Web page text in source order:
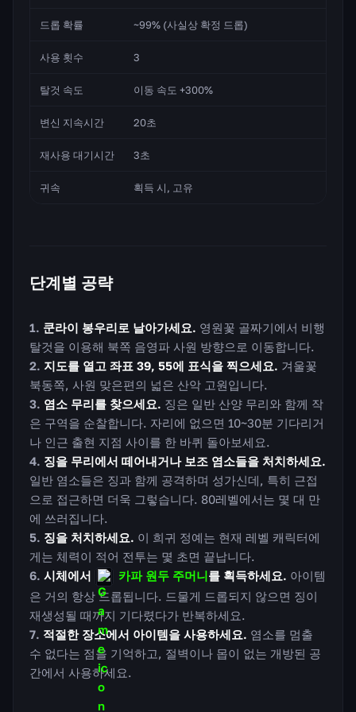
드롭 확률 ~99% (사실상 확정 드롭)
사용 횟수 3
탈것 속도 이동 속도 +300%
변신 지속시간 20초
재사용 대기시간 3초
귀속 획득 시, 고유
단계별 공략
쿤라이 봉우리로 날아가세요. 영원꽃 골짜기에서 비행
탈것을 이용해 북쪽 음영파 사원 방향으로 이동합니다.
지도를 열고 좌표 39, 55에 표식을 찍으세요. 겨울꽃
북동쪽, 사원 맞은편의 넓은 산악 고원입니다.
염소 무리를 찾으세요. 징은 일반 산양 무리와 함께 작
은 구역을 순찰합니다. 자리에 없으면 10~30분 기다리거
나 인근 출현 지점 사이를 한 바퀴 돌아보세요.
징을 무리에서 떼어내거나 보조 염소들을 처치하세요.
일반 염소들은 징과 함께 공격하며 성가신데, 특히 근접
으로 접근하면 더욱 그렇습니다. 80레벨에서는 몇 대 만
에 쓰러집니다.
징을 처치하세요. 이 희귀 정예는 현재 레벨 캐릭터에
게는 체력이 적어 전투는 몇 초면 끝납니다.
시체에서
카파 원두 주머니를 획득하세요. 아이템
은 거의 항상 드롭됩니다. 드물게 드롭되지 않으면 징이
재생성될 때까지 기다렸다가 반복하세요.
적절한 장소에서 아이템을 사용하세요. 염소를 멈출
수 없다는 점을 기억하고, 절벽이나 몹이 없는 개방된 공
간에서 사용하세요.